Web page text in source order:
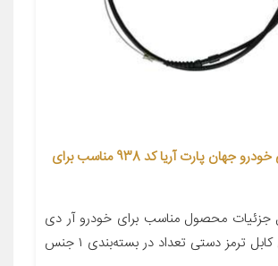
کابل ترمز دستی خودرو جهان پارت آریا کد 938 مناسب برای
محصول مناسب برای خودرو آر دی
ویژگی‌های کابل کابل ترمز دستی تعداد در بسته‌بندی ۱ جنس